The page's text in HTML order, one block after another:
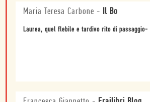
Maria Teresa Carbone - Il Bo
Laurea, quel flebile e tardivo rito di passaggio-